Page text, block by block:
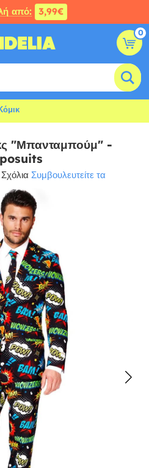
από: 3,99€
0
"Μπανταμπούμ" -
Συμβουλευτείτε τα